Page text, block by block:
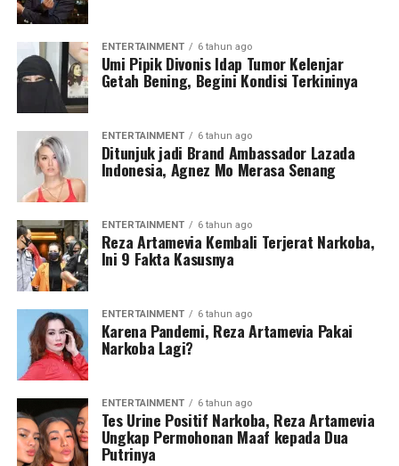
ENTERTAINMENT 6 tahun ago
Umi Pipik Divonis Idap Tumor Kelenjar
Getah Bening, Begini Kondisi Terkininya
ENTERTAINMENT 6 tahun ago
Ditunjuk jadi Brand Ambassador Lazada
Indonesia, Agnez Mo Merasa Senang
ENTERTAINMENT 6 tahun ago
Reza Artamevia Kembali Terjerat Narkoba,
Ini 9 Fakta Kasusnya
ENTERTAINMENT 6 tahun ago
Karena Pandemi, Reza Artamevia Pakai
Narkoba Lagi?
ENTERTAINMENT 6 tahun ago
Tes Urine Positif Narkoba, Reza Artamevia
Ungkap Permohonan Maaf kepada Dua
Putrinya